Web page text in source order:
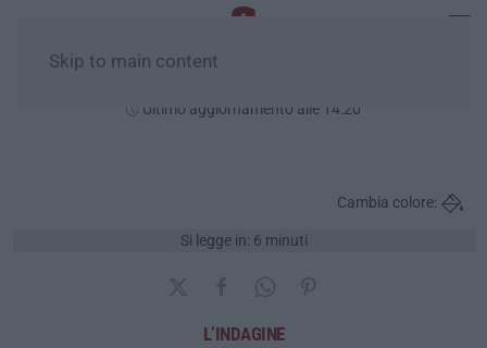
Skip to main content
Ultimo aggiornamento alle 14:20
Si legge in: 6 minuti
Cambia colore:
L’INDAGINE